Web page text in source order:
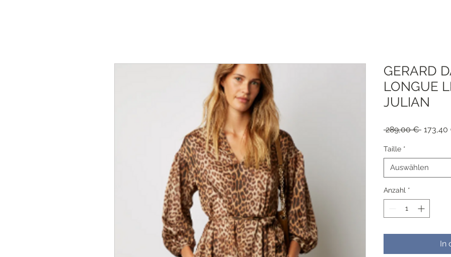
GERARD
LONGUE
JULIAN
289,00 € 173,40
Taille *
Auswählen
Anzahl *
In